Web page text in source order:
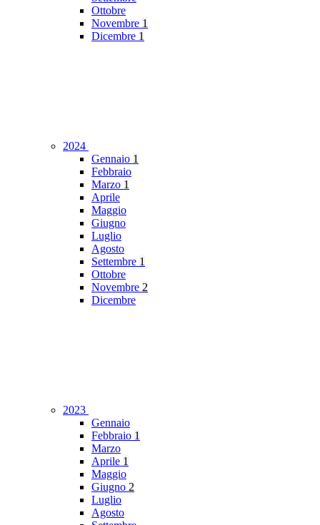
Ottobre
Novembre 1
Dicembre 1
2024
Gennaio 1
Febbraio
Marzo 1
Aprile
Maggio
Giugno
Luglio
Agosto
Settembre 1
Ottobre
Novembre 2
Dicembre
2023
Gennaio
Febbraio 1
Marzo
Aprile 1
Maggio
Giugno 2
Luglio
Agosto